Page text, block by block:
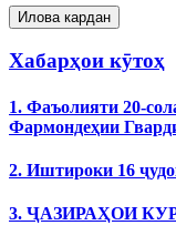
Хабарҳои кӯтоҳ
1. Фаъолияти 20-
Фармондеҳии
2. Иштироки 16
3. ҶАЗИРАҲОИ